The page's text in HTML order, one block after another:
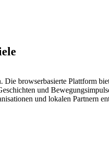
browserbasierte Plattform
und
und lokalen Partnern